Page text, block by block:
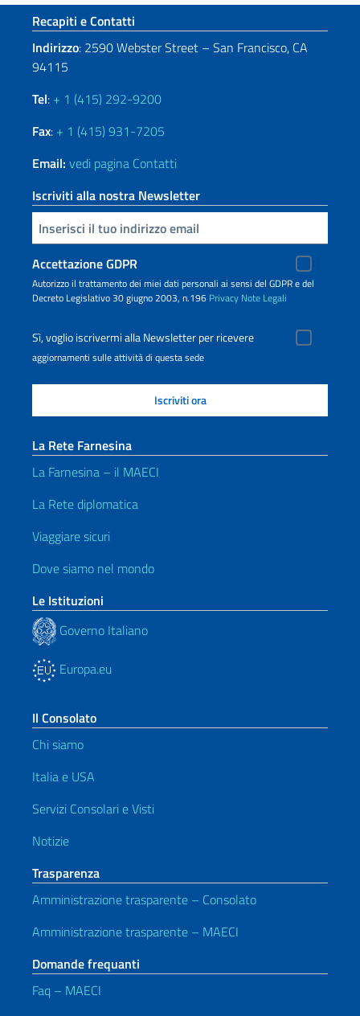
Sezione footer
Recapiti e Contatti
Indirizzo: 2590 Webster Street – San Francisco, CA
94115
Tel: + 1 (415) 292-9200
Fax: + 1 (415) 931-7205
Email: vedi pagina Contatti
Iscriviti alla nostra Newsletter
Inserisci la tua email
Accettazione GDPR
Autorizzo il trattamento dei miei dati personali ai sensi del GDPR e del
Decreto Legislativo 30 giugno 2003, n.196 Privacy Note Legali
Sì, voglio iscrivermi alla Newsletter per ricevere
aggiornamenti sulle attività di questa sede
La Rete Farnesina
La Farnesina – il MAECI
La Rete diplomatica
Viaggiare sicuri
Dove siamo nel mondo
Le Istituzioni
Governo Italiano
Europa.eu
Il Consolato
Chi siamo
Italia e USA
Servizi Consolari e Visti
Notizie
Trasparenza
Amministrazione trasparente – Consolato
Amministrazione trasparente – MAECI
Domande frequanti
Faq – MAECI